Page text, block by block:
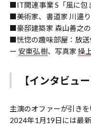
■IT関連事業 S「風に包
■美術家、書道家 川邊
■豪邸建築家 森山善之
■恍惚の趣味部屋：放送
ー安東弘樹、写真家操
【インタビュ
主演のオファーが引き
2024年1月19日には最